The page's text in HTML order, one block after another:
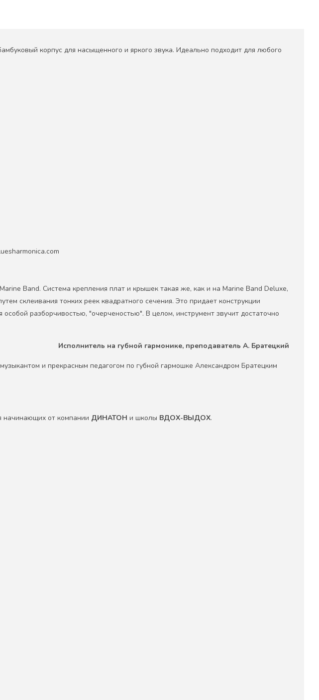
корпус для насыщенного и яркого звука. Идеально подходит для любого
Band. Система крепления плат и крышек такая же, как и на Marine Band Deluxe,
склеивания тонких реек квадратного сечения. Это придает конструкции
разборчивостью, "очерченостью". В целом, инструмент звучит достаточно
Исполнитель на губной гармонике, преподаватель А. Братецкий
и прекрасным педагогом по губной гармошке Александром Братецким
начинающих от компании ДИНАТОН и школы ВДОХ-ВЫДОХ.